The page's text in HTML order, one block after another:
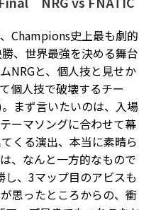
Champions史上最も劇的
、世界最強を決める舞台
NRGと、個人技と見せか
個人技で破壊するチー
まず言いたいのは、入場
ーマソングに合わせて幕
くる演出、本当に素晴ら
、なんと一方的なもので
し、3マップ目のアビスも
思ったところからの、衝